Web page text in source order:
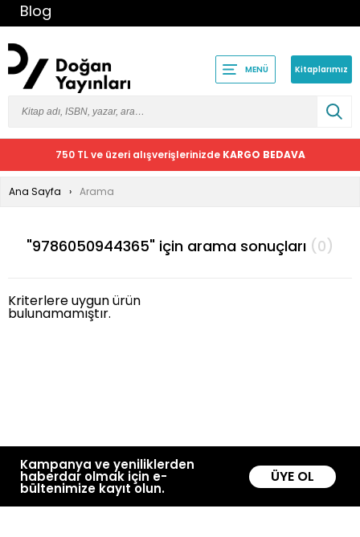
Blog
MENÜ Kitaplarımız
750 TL ve üzeri alışverişlerinizde KARGO BEDAVA
Ana Sayfa Arama
"9786050944365" için arama sonuçları (0)
Kriterlere uygun ürün
bulunamamıştır.
Kampanya ve yeniliklerden
haberdar olmak için e-
bültenimize kayıt olun.
ÜYE OL